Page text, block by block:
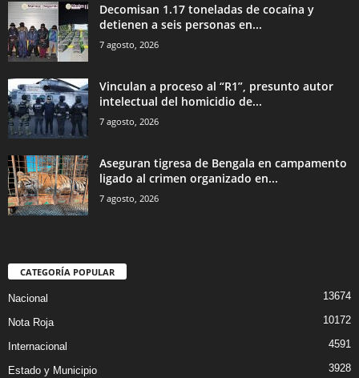
Decomisan 1.17 toneladas de cocaína y
detienen a seis personas en...
7 agosto, 2026
Vinculan a proceso al “R1”, presunto autor
intelectual del homicidio de...
7 agosto, 2026
Aseguran tigresa de Bengala en campamento
ligado al crimen organizado en...
7 agosto, 2026
CATEGORÍA POPULAR
Nacional 13674
Nota Roja 10172
Internacional 4591
Estado y Municipio 3928